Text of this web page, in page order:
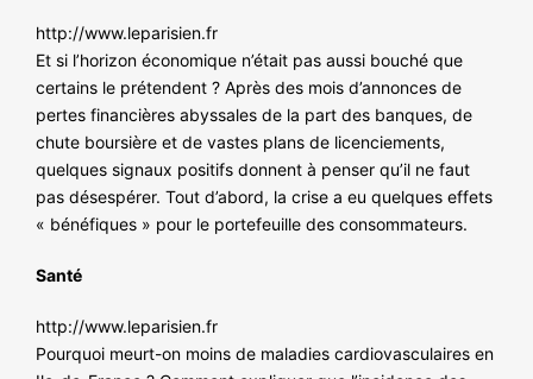
http://www.leparisien.fr
Et si l’horizon économique n’était pas aussi bouché que
certains le prétendent ? Après des mois d’annonces de
pertes financières abyssales de la part des banques, de
chute boursière et de vastes plans de licenciements,
quelques signaux positifs donnent à penser qu’il ne faut
pas désespérer. Tout d’abord, la crise a eu quelques effets
« bénéfiques » pour le portefeuille des consommateurs.
Santé
http://www.leparisien.fr
Pourquoi meurt-on moins de maladies cardiovasculaires en